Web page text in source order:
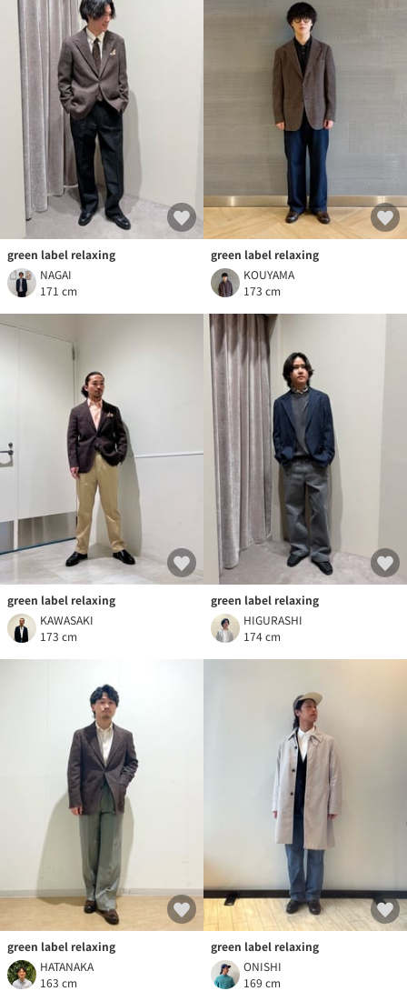
green label relaxing
NAGAI
171 cm
green label relaxing
KOUYAMA
173 cm
green label relaxing
KAWASAKI
173 cm
green label relaxing
HIGURASHI
174 cm
green label relaxing
HATANAKA
163 cm
green label relaxing
ONISHI
169 cm